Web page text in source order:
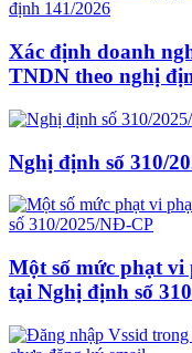
Xác định doanh
TNDN theo nghị
Nghị định số 310/
Một số mức phạt vi
tại Nghị định số